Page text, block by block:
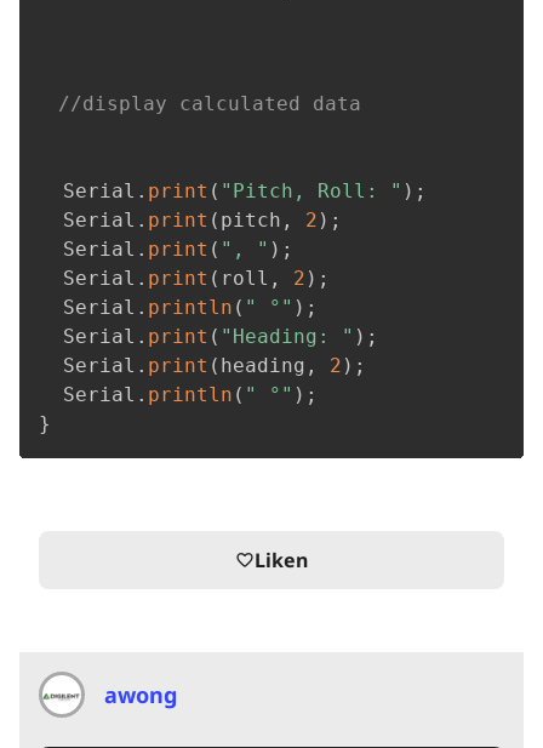
//display calculated data
  Serial
. print ( "Pitch, Roll: " ) ;
  Serial
. print ( pitch , 2 ) ;
  Serial
. print ( ", " ) ;
  Serial
. print ( roll , 2 ) ;
  Serial
. println ( " °" ) ;
  Serial
. print ( "Heading: " ) ;
  Serial
. print ( heading , 2 ) ;
  Serial
. println ( " °" ) ;
}
favorite_borderLiken
awong